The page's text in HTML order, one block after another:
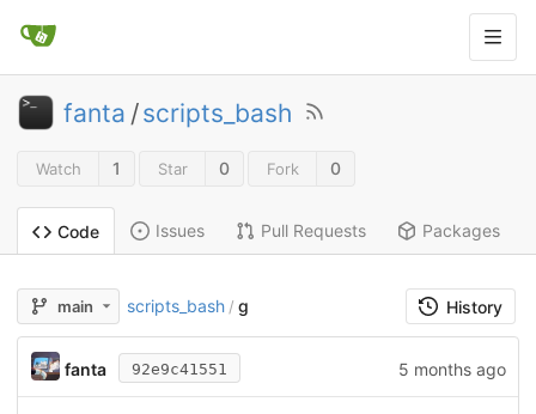
fanta /scripts_bash
Watch 1 Star 0 Fork 0
Code Issues Pull Requests Packages
main scripts_bash / g History
fanta 92e9c41551 5 months ago